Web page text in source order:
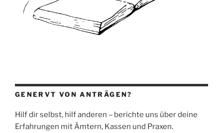
GENERVT VON ANTRÄGEN?
Hilf dir selbst, hilf anderen – berichte uns über deine
Erfahrungen mit Ämtern, Kassen und Praxen.